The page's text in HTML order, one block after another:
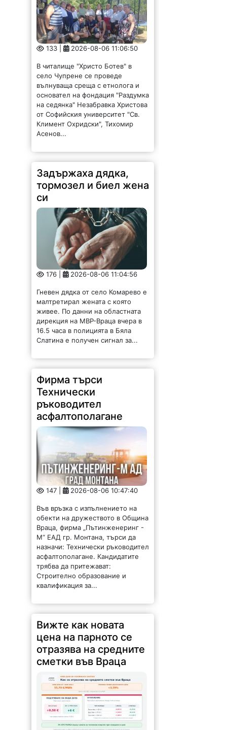
133 | 2026-08-06 11:06:50
В читалище "Христо Ботев" в
село Чупрене се проведе
вълнуваща среща с етнолога и
основател на фондация "Раздумка
на седянка" Незабравка Христова
от Софийския университет "Св.
Климент Охридски", Тихомир
Асенов...
Задържаха дядка,
тормозел и биел жена
си
176 | 2026-08-06 11:04:56
Гневен дядка от село Комарево е
малтретирал жената с която
живее. По данни на областната
дирекция на МВР-Враца вчера в
16.5 часа в полицията в Бяла
Слатина е получен сигнал за...
Фирма търси
Технически
ръководител
асфалтополагане
147 | 2026-08-06 10:47:40
Във връзка с изпълнението на
обекти на дружеството в Община
Враца, фирма „Пътинженеринг -
М“ ЕАД гр. Монтана, търси да
назначи: Технически ръководител
асфалтополагане. Кандидатите
трябва да притежават:
Строително образование и
квалификация за...
Вижте как новата
цена на парното се
отразява на средните
сметки във Враца